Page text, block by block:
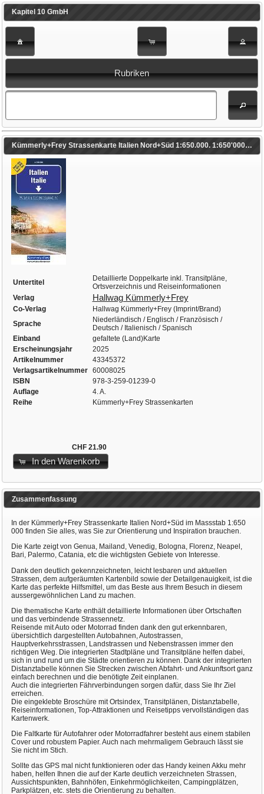
Kapitel 10 GmbH
Rubriken
Kümmerly+Frey Strassenkarte Italien Nord+Süd 1:650.000. 1:650'000
Untertitel
Detaillierte Doppelkarte inkl. Transitpläne,
Ortsverzeichnis und Reiseinformationen
Verlag
Hallwag Kümmerly+Frey
Co-Verlag
Hallwag Kümmerly+Frey (Imprint/Brand)
Sprache
Niederländisch / Englisch / Französisch /
Deutsch / Italienisch / Spanisch
Einband
gefaltete (Land)Karte
Erscheinungsjahr
2025
Artikelnummer
43345372
Verlagsartikelnummer
60008025
ISBN
978-3-259-01239-0
Auflage
4. A.
Reihe
Kümmerly+Frey Strassenkarten
CHF 21.90
In den Warenkorb
Zusammenfassung
In der Kümmerly+Frey Strassenkarte Italien Nord+Süd im Massstab 1:650
000 finden Sie alles, was Sie zur Orientierung und Inspiration brauchen.
Die Karte zeigt von Genua, Mailand, Venedig, Bologna, Florenz, Neapel,
Bari, Palermo, Catania, etc die wichtigsten Gebiete von Interesse.
Dank den deutlich gekennzeichneten, leicht lesbaren und aktuellen
Strassen, dem aufgeräumten Kartenbild sowie der Detailgenauigkeit, ist die
Karte das perfekte Hilfsmittel, um das Beste aus Ihrem Besuch in diesem
aussergewöhnlichen Land zu machen.
Die thematische Karte enthält detaillierte Informationen über Ortschaften
und das verbindende Strassennetz.
Reisende mit Auto oder Motorrad finden dank den gut erkennbaren,
übersichtlich dargestellten Autobahnen, Autostrassen,
Hauptverkehrsstrassen, Landstrassen und Nebenstrassen immer den
richtigen Weg. Die integrierten Stadtpläne und Transitpläne helfen dabei,
sich in und rund um die Städte orientieren zu können. Dank der integrierten
Distanztabelle können Sie Strecken zwischen Abfahrt- und Ankunftsort ganz
einfach berechnen und die benötigte Zeit einplanen.
Auch die integrierten Fährverbindungen sorgen dafür, dass Sie Ihr Ziel
erreichen.
Die eingeklebte Broschüre mit Ortsindex, Transitplänen, Distanztabelle,
Reiseinformationen, Top-Attraktionen und Reisetipps vervollständigen das
Kartenwerk.
Die Faltkarte für Autofahrer oder Motorradfahrer besteht aus einem stabilen
Cover und robustem Papier. Auch nach mehrmaligem Gebrauch lässt sie
Sie nicht im Stich.
Sollte das GPS mal nicht funktionieren oder das Handy keinen Akku mehr
haben, helfen Ihnen die auf der Karte deutlich verzeichneten Strassen,
Aussichtspunkten, Bahnhöfen, Einkehrmöglichkeiten, Campingplätzen,
Parkplätzen, etc. stets die Orientierung zu behalten.